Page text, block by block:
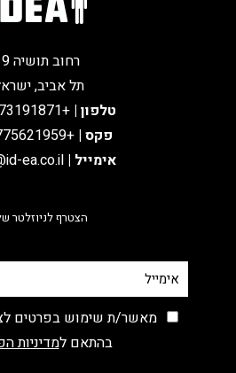
רחוב תושיה 19
תל אביב,
טלפון|
+972-773191871
פקס | +972-775621959
אימייל |
הצטרף לניוזלטר
מאשר/ת שימוש בפרטים
בהתאם למדיניות